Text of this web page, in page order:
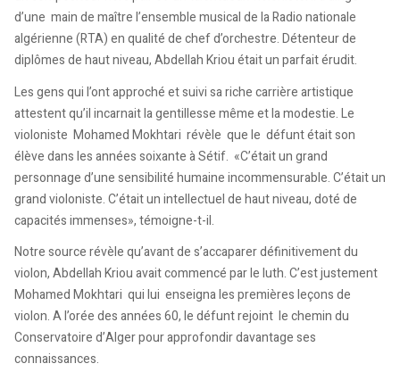
d’une main de maître l’ensemble musical de la Radio nationale
algérienne (RTA) en qualité de chef d’orchestre. Détenteur de
diplômes de haut niveau, Abdellah Kriou était un parfait érudit.
Les gens qui l’ont approché et suivi sa riche carrière artistique
attestent qu’il incarnait la gentillesse même et la modestie. Le
violoniste Mohamed Mokhtari révèle que le défunt était son
élève dans les années soixante à Sétif. «C’était un grand
personnage d’une sensibilité humaine incommensurable. C’était un
grand violoniste. C’était un intellectuel de haut niveau, doté de
capacités immenses», témoigne-t-il.
Notre source révèle qu’avant de s’accaparer définitivement du
violon, Abdellah Kriou avait commencé par le luth. C’est justement
Mohamed Mokhtari qui lui enseigna les premières leçons de
violon. A l’orée des années 60, le défunt rejoint le chemin du
Conservatoire d’Alger pour approfondir davantage ses
connaissances.